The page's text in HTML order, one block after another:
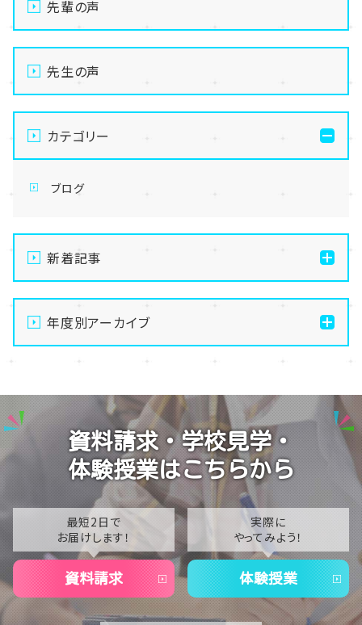
先輩の声
先生の声
カテゴリー
ブログ
新着記事
【横浜】お知らせ★8月23日に入試説明会を実施します
🏫
【横浜】８月の体験授業のおしらせ
【おしらせ】今月の体験授業のご案内
【おしらせ】レクリエーションスポーツ活動
年度別アーカイブ
2025
2024
2023
2021
2020
資料請求・学校見学・
体験授業はこちらから
最短2日で
お届けします！
資料請求
実際に
やってみよう！
体験授業